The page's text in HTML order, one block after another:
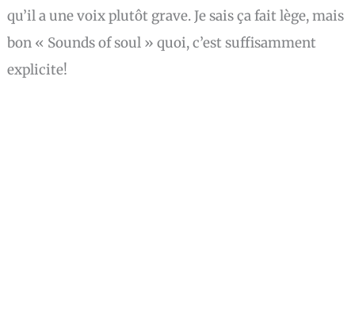
qu’il a une voix plutôt grave. Je sais ça fait lège, mais
bon « Sounds of soul » quoi, c’est suffisamment
explicite!